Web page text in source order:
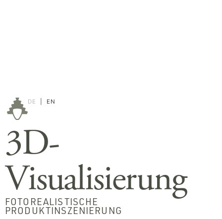
DE EN
3D-
Visualisierung
FOTOREALISTISCHE
PRODUKTINSZENIERUNG